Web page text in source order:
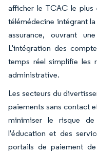
afficher le TCAC le plus
télémédecine intégrant
assurance, ouvrant
L'intégration des
temps réel simplifie les
administrative.
Les secteurs du
paiements sans contact
minimiser le risque de
l'éducation et des
portails de paiement